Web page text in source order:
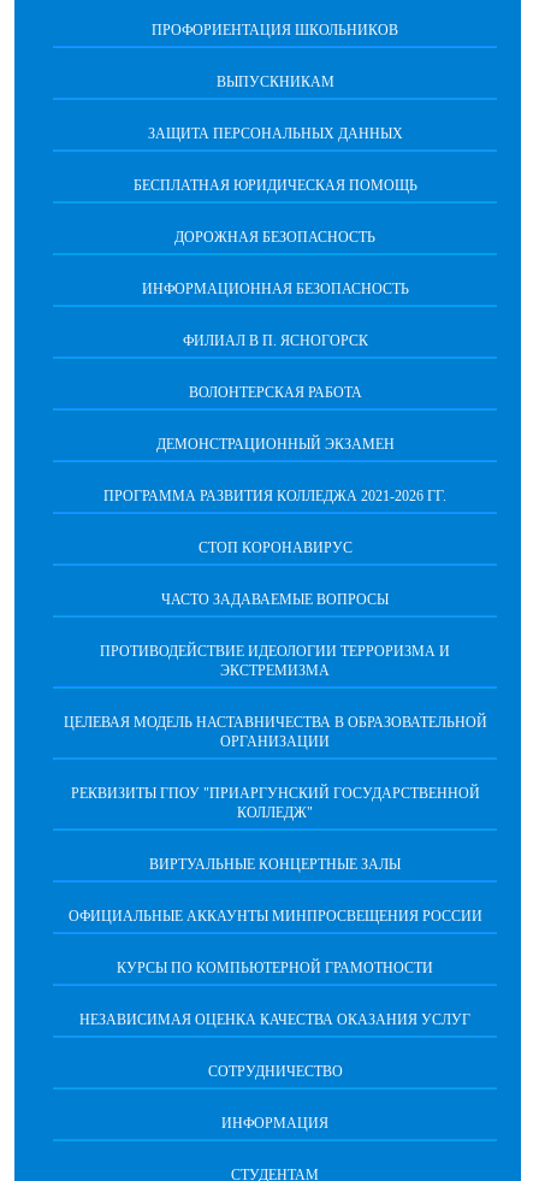
ПРОФОРИЕНТАЦИЯ ШКОЛЬНИКОВ
ВЫПУСКНИКАМ
ЗАЩИТА ПЕРСОНАЛЬНЫХ ДАННЫХ
БЕСПЛАТНАЯ ЮРИДИЧЕСКАЯ ПОМОЩЬ
ДОРОЖНАЯ БЕЗОПАСНОСТЬ
ИНФОРМАЦИОННАЯ БЕЗОПАСНОСТЬ
ФИЛИАЛ В П. ЯСНОГОРСК
ВОЛОНТЕРСКАЯ РАБОТА
ДЕМОНСТРАЦИОННЫЙ ЭКЗАМЕН
ПРОГРАММА РАЗВИТИЯ КОЛЛЕДЖА 2021-2026 ГГ.
СТОП КОРОНАВИРУС
ЧАСТО ЗАДАВАЕМЫЕ ВОПРОСЫ
ПРОТИВОДЕЙСТВИЕ ИДЕОЛОГИИ ТЕРРОРИЗМА И
ЭКСТРЕМИЗМА
ЦЕЛЕВАЯ МОДЕЛЬ НАСТАВНИЧЕСТВА В ОБРАЗОВАТЕЛЬНОЙ
ОРГАНИЗАЦИИ
РЕКВИЗИТЫ ГПОУ "ПРИАРГУНСКИЙ ГОСУДАРСТВЕННОЙ
КОЛЛЕДЖ"
ВИРТУАЛЬНЫЕ КОНЦЕРТНЫЕ ЗАЛЫ
ОФИЦИАЛЬНЫЕ АККАУНТЫ МИНПРОСВЕЩЕНИЯ РОССИИ
КУРСЫ ПО КОМПЬЮТЕРНОЙ ГРАМОТНОСТИ
НЕЗАВИСИМАЯ ОЦЕНКА КАЧЕСТВА ОКАЗАНИЯ УСЛУГ
СОТРУДНИЧЕСТВО
ИНФОРМАЦИЯ
СТУДЕНТАМ